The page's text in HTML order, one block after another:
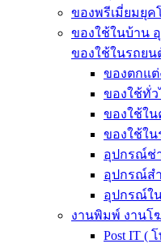
ของพรีเมี่ยมยุค
ของใช้ในบ้าน
ของใช้ในรถยน
ของตกแต่
ของใช้ทั่ว
ของใช้ใน
ของใช้ใน
อุปกรณ์ช่
อุปกรณ์ส
อุปกรณ์ใ
งานพิมพ์ งาน
Post IT (